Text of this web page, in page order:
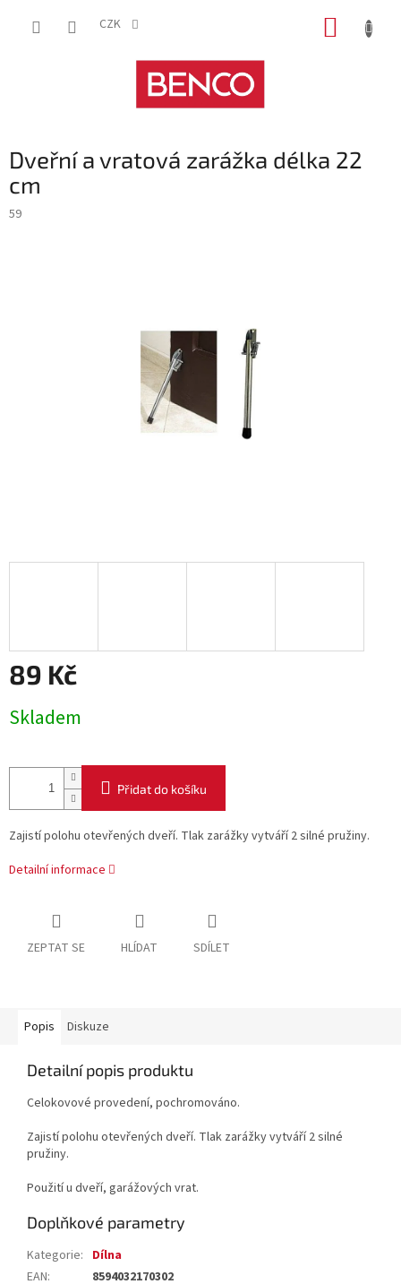
CZK
Dveřní a vratová zarážka délka 22
cm
59
89 Kč
cena:
Skladem
Přidat do košíku
Zajistí polohu otevřených dveří. Tlak zarážky vytváří 2 silné pružiny.
Detailní informace
ZEPTAT SE HLÍDAT SDÍLET
Popis Diskuze
Detailní popis produktu
Celokovové provedení, pochromováno.
Zajistí polohu otevřených dveří. Tlak zarážky vytváří 2 silné
pružiny.
Použití u dveří, garážových vrat.
Doplňkové parametry
Kategorie: Dílna
EAN: 8594032170302